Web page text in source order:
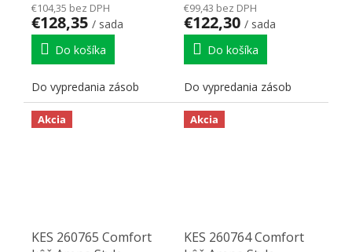
€104,35 bez DPH
€128,35 / sada
Do košíka
Do vypredania zásob
€99,43 bez DPH
€122,30 / sada
Do košíka
Do vypredania zásob
Akcia
KES 260765 Comfort
Akcia
KES 260764 Comfort